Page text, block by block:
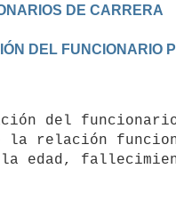
DE CARRERA
DEL FUNCIONARIO
la relación
edad,